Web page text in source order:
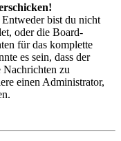
bist du nicht
oder die Board-
für das komplette
es sein, dass der
zu
einen Administrator,